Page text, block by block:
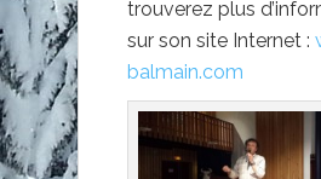
trouverez plus
sur son site Internet :
balmain.com